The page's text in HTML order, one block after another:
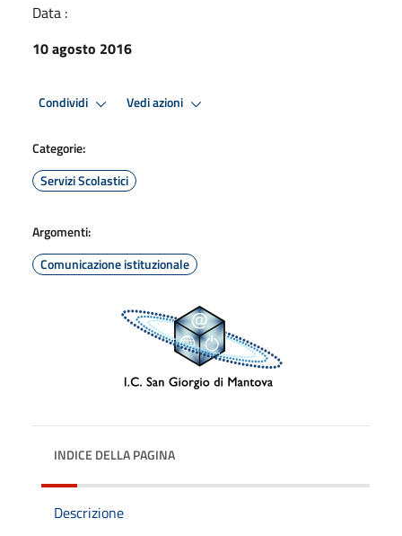
Data :
10 agosto 2016
Condividi Vedi azioni
Categorie:
Servizi Scolastici
Argomenti:
Comunicazione istituzionale
INDICE DELLA PAGINA
Descrizione